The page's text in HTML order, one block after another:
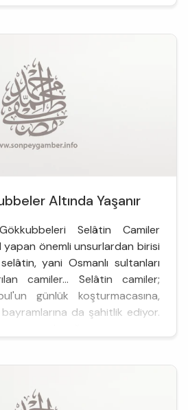
Altında Yaşanır
Selâtin Camiler
önemli unsurlardan birisi
yani Osmanlı sultanları
camiler... Selâtin camiler;
günlük koşturmacasına,
bayramlarına da şahitlik ediyor.